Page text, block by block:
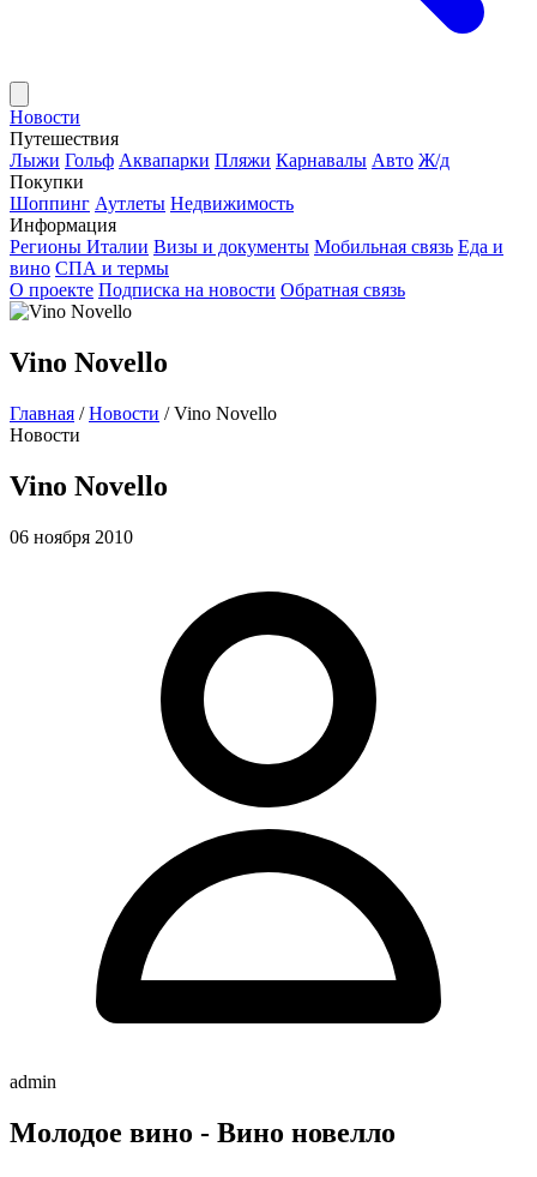
Новости
Путешествия
Лыжи Гольф Аквапарки Пляжи Карнавалы Авто Ж/д
Покупки
Шоппинг Аутлеты Недвижимость
Информация
Регионы Италии Визы и документы Мобильная связь Еда и
вино СПА и термы
О проекте Подписка на новости Обратная связь
Vino Novello
Главная / Новости / Vino Novello
Новости
Vino Novello
06 ноября 2010
admin
Молодое вино - Вино новелло